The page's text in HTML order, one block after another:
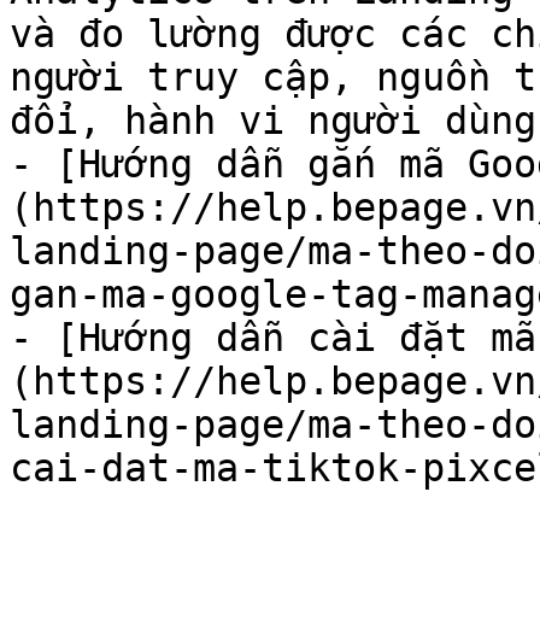
và đo lường được các
người truy cập, nguồn
đổi, hành vi người
- [Hướng dẫn gắn mã
(https://
landing-page/ma-theo-
gan-ma-google-tag-
- [Hướng dẫn cài đặt
(https://
landing-page/ma-theo-